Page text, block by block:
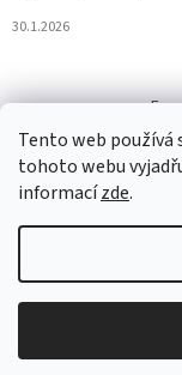
Tento web používá
tohoto webu
informacízde.
30.1.2026